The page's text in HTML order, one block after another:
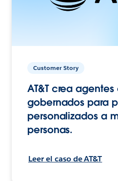
Customer Story
AT&T crea
gobernados para
personalizados a
personas.
Leer el caso de AT&T